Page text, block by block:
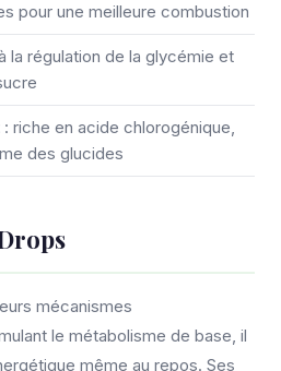
pour une meilleure combustion
la régulation de la glycémie et
: riche en acide chlorogénique,
des glucides
mécanismes
le métabolisme de base, il
même au repos. Ses